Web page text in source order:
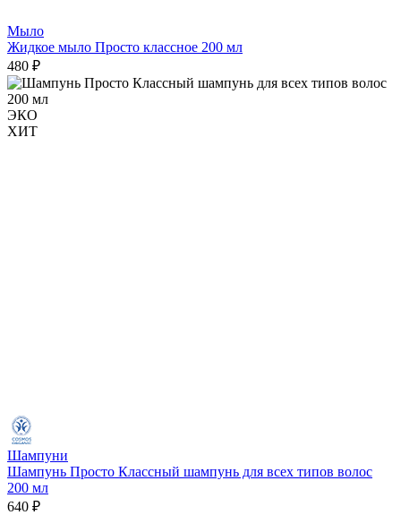
Мыло
Жидкое мыло Просто классное 200 мл
480 ₽
ЭКО
ХИТ
Шампуни
Шампунь Просто Классный шампунь для всех типов волос
200 мл
640 ₽